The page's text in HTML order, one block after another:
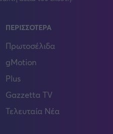
ΠΕΡΙΣΣΟΤΕΡΑ
Πρωτοσέλιδα
gMotion
Plus
Gazzetta TV
Τελευταία Νέα